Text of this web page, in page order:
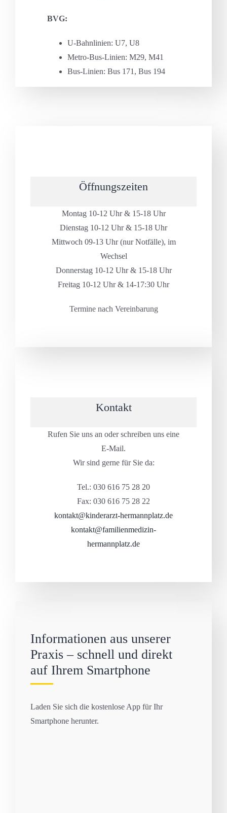
BVG:
U-Bahnlinien: U7, U8
Metro-Bus-Linien: M29, M41
Bus-Linien: Bus 171, Bus 194
Öffnungszeiten
Montag 10-12 Uhr & 15-18 Uhr
Dienstag 10-12 Uhr & 15-18 Uhr
Mittwoch 09-13 Uhr (nur Notfälle), im
Wechsel
Donnerstag 10-12 Uhr & 15-18 Uhr
Freitag 10-12 Uhr & 14-17:30 Uhr
Termine nach Vereinbarung
Kontakt
Rufen Sie uns an oder schreiben uns eine
E-Mail.
Wir sind gerne für Sie da:
Tel.: 030 616 75 28 20
Fax: 030 616 75 28 22
kontakt@kinderarzt-hermannplatz.de
kontakt@familienmedizin-
hermannplatz.de
Informationen aus unserer
Praxis – schnell und direkt
auf Ihrem Smartphone
Laden Sie sich die kostenlose App für Ihr
Smartphone herunter.